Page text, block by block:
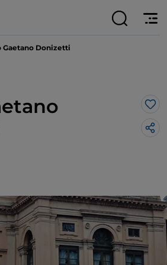
Gaetano Donizetti